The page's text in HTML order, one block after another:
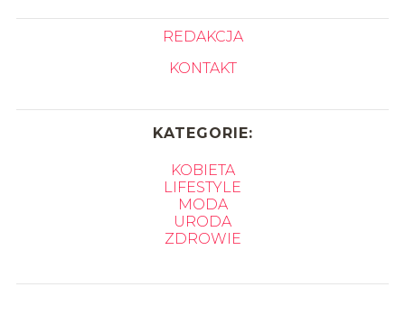
REDAKCJA
KONTAKT
KATEGORIE:
KOBIETA
LIFESTYLE
MODA
URODA
ZDROWIE